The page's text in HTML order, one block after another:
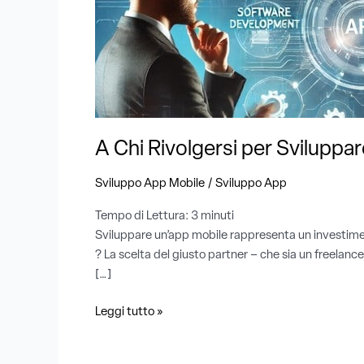
A Chi Rivolgersi per
Sviluppo App Mobile / Sviluppo App
Tempo di Lettura: 3 minuti
Sviluppare un’app mobile rappresenta un
? La scelta del giusto partner – che sia un
[…]
Sviluppare
un’App
Leggi tutto »